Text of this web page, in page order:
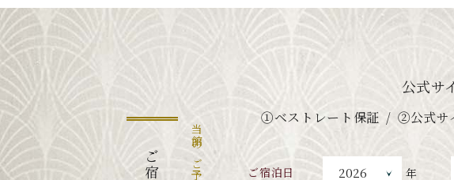
公式サ
①ベストレート保証 ②公式サ
ご宿泊日 年